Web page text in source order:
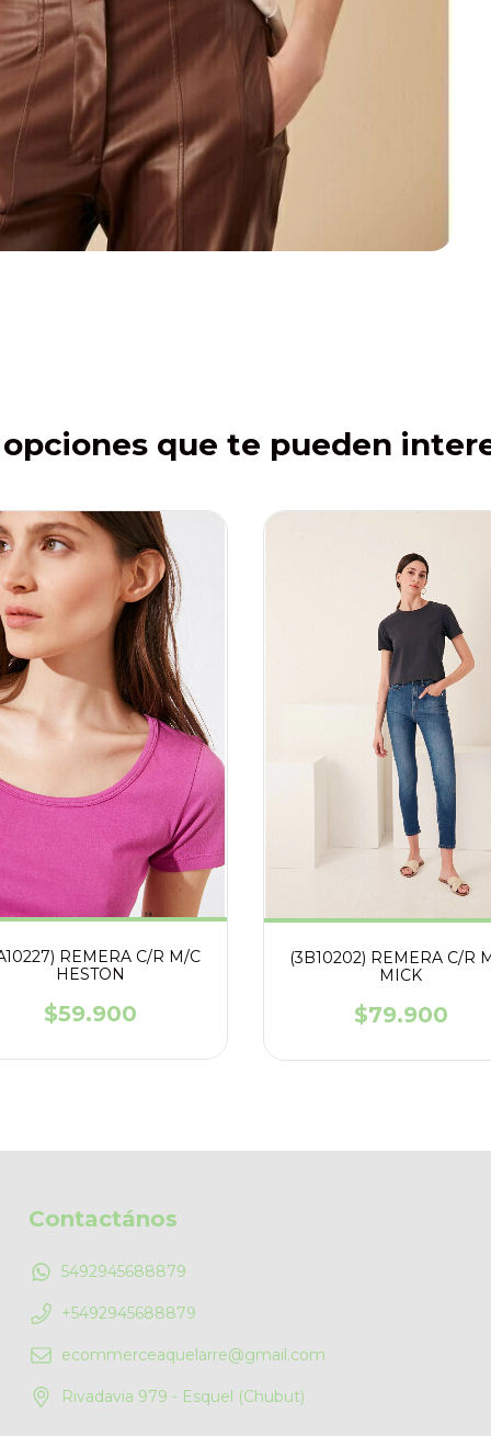
que te pueden
REMERA C/R M/C
HESTON
$59.900
(3B10202) REMERA C/R
MICK
$79.900
Contactános
5492945688879
+5492945688879
ecommerceaquelarre@gmail.com
Rivadavia 979 - Esquel (Chubut)